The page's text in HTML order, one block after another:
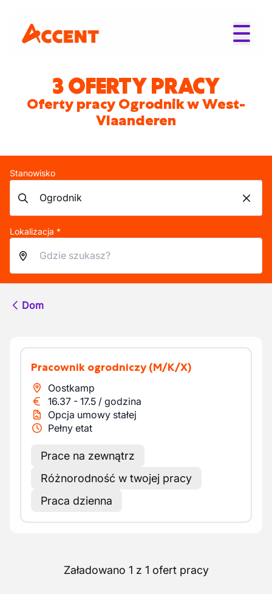
3 OFERTY PRACY
Oferty pracy Ogrodnik w West-
Vlaanderen
Stanowisko
Lokalizacja *
Dom
Pracownik ogrodniczy (M/K/X)
Oostkamp
16.37 - 17.5 / godzina
Opcja umowy stałej
Pełny etat
Prace na zewnątrz
Różnorodność w twojej pracy
Praca dzienna
Załadowano 1 z 1 ofert pracy